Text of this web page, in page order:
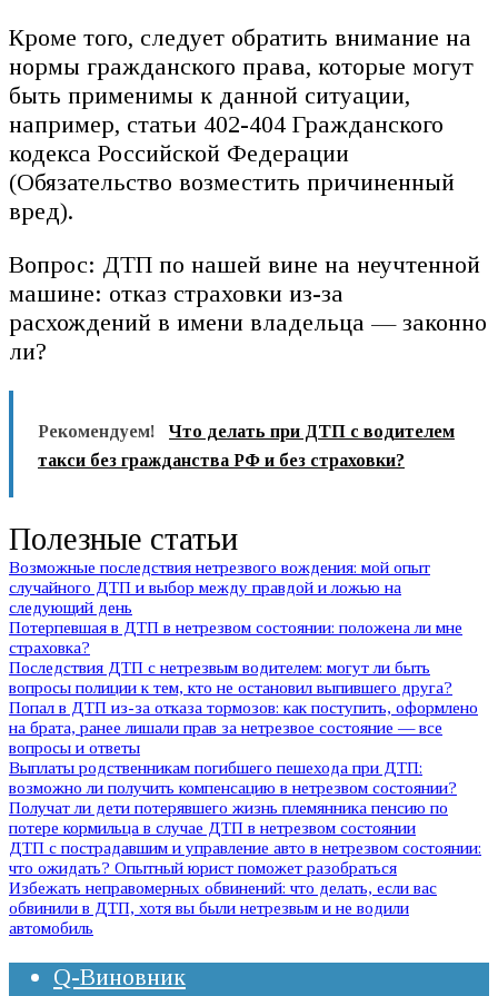
Кроме того, следует обратить внимание на
нормы гражданского права, которые могут
быть применимы к данной ситуации,
например, статьи 402-404 Гражданского
кодекса Российской Федерации
(Обязательство возместить причиненный
вред).
Вопрос: ДТП по нашей вине на неучтенной
машине: отказ страховки из-за
расхождений в имени владельца — законно
ли?
Рекомендуем!
Что делать при ДТП с водителем
такси без гражданства РФ и без страховки?
Полезные статьи
Возможные последствия нетрезвого вождения: мой опыт
случайного ДТП и выбор между правдой и ложью на
следующий день
Потерпевшая в ДТП в нетрезвом состоянии: положена ли мне
страховка?
Последствия ДТП с нетрезвым водителем: могут ли быть
вопросы полиции к тем, кто не остановил выпившего друга?
Попал в ДТП из-за отказа тормозов: как поступить, оформлено
на брата, ранее лишали прав за нетрезвое состояние — все
вопросы и ответы
Выплаты родственникам погибшего пешехода при ДТП:
возможно ли получить компенсацию в нетрезвом состоянии?
Получат ли дети потерявшего жизнь племянника пенсию по
потере кормильца в случае ДТП в нетрезвом состоянии
ДТП с пострадавшим и управление авто в нетрезвом состоянии:
что ожидать? Опытный юрист поможет разобраться
Избежать неправомерных обвинений: что делать, если вас
обвинили в ДТП, хотя вы были нетрезвым и не водили
автомобиль
Q-Виновник